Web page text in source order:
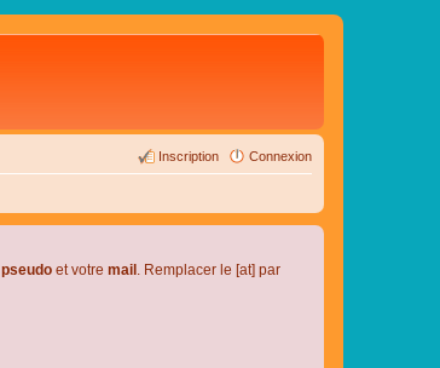
Connexion
Inscription
pseudo et votre mail . Remplacer le [at] par